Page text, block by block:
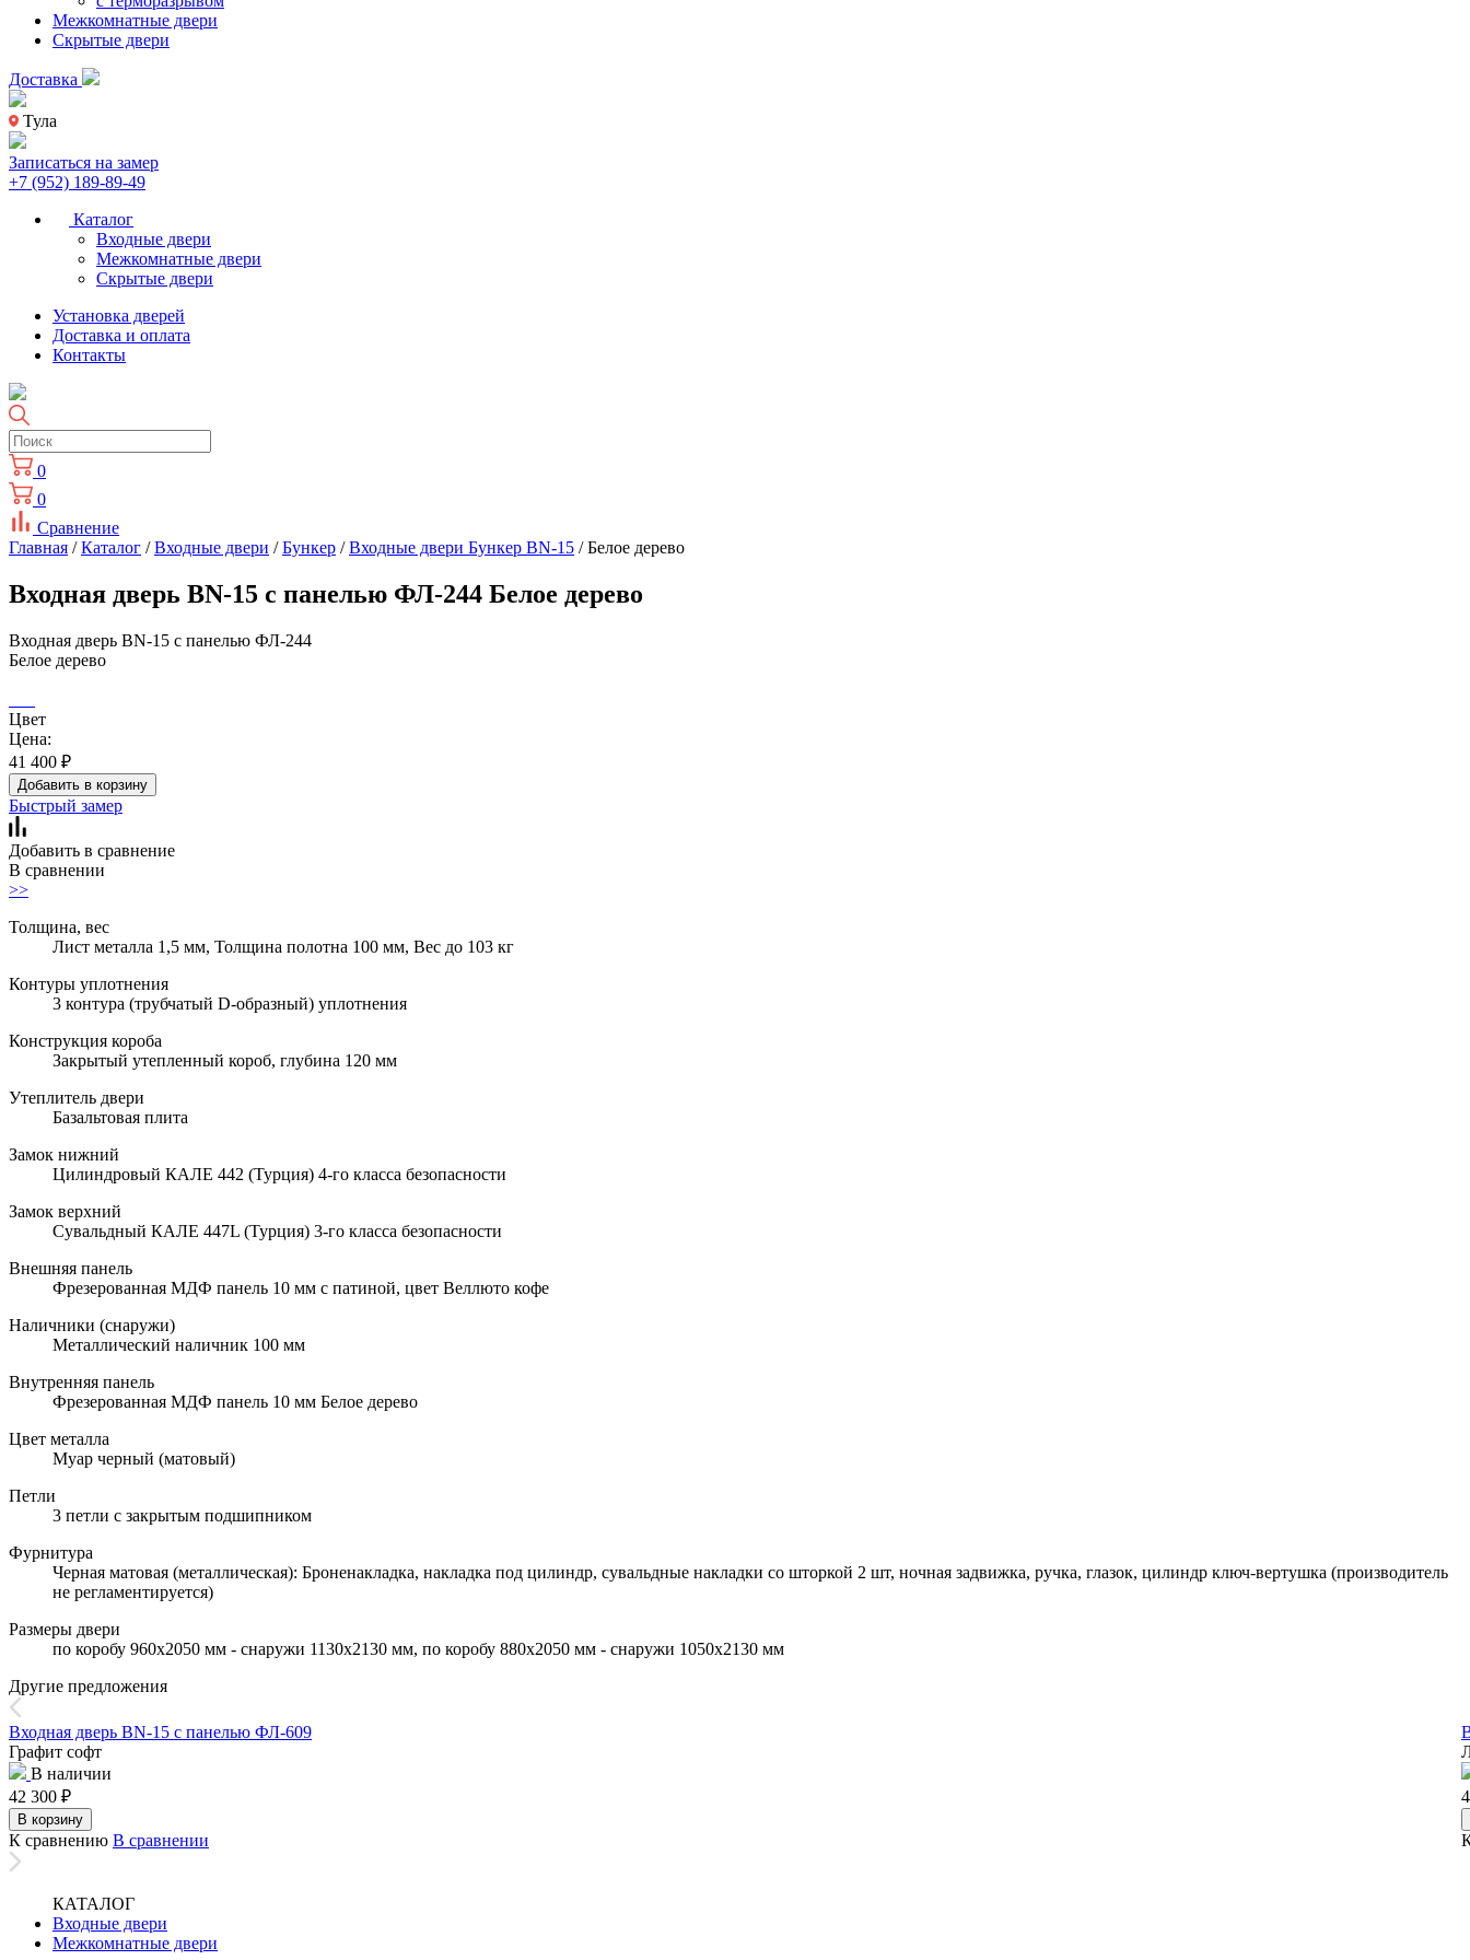
Межкомнатные двери
Скрытые двери
Доставка
Тула
Записаться на замер
+7 (952) 189-89-49
Каталог
Входные двери
Межкомнатные двери
Скрытые двери
Установка дверей
Доставка и оплата
Контакты
0
0
Сравнение
Главная /Каталог /Входные двери /Бункер /Входные двери Бункер BN-15 / Белое дерево
Входная дверь BN-15 с панелью ФЛ-244 Белое дерево
Входная дверь BN-15 с панелью ФЛ-244
Белое дерево
Цвет
Цена:
41 400 ₽
Добавить в корзину
Быстрый замер
Добавить в сравнение
В сравнении
>>
Толщина, вес
Лист металла 1,5 мм, Толщина полотна 100 мм, Вес до 103 кг
Контуры уплотнения
3 контура (трубчатый D-образный) уплотнения
Конструкция короба
Закрытый утепленный короб, глубина 120 мм
Утеплитель двери
Базальтовая плита
Замок нижний
Цилиндровый КАЛЕ 442 (Турция) 4-го класса безопасности
Замок верхний
Сувальдный КАЛЕ 447L (Турция) 3-го класса безопасности
Внешняя панель
Фрезерованная МДФ панель 10 мм с патиной, цвет Веллюто кофе
Наличники (снаружи)
Металлический наличник 100 мм
Внутренняя панель
Фрезерованная МДФ панель 10 мм Белое дерево
Цвет металла
Муар черный (матовый)
Петли
3 петли с закрытым подшипником
Фурнитура
Черная матовая (металлическая): Броненакладка, накладка под цилиндр, сувальдные накладки со шторкой 2 шт, ночная задвижка, ручка, глазок, цилиндр ключ-вертушка (производитель
не регламентируется)
Размеры двери
по коробу 960х2050 мм - снаружи 1130х2130 мм, по коробу 880х2050 мм - снаружи 1050х2130 мм
Другие предложения
Входная дверь BN-15 с панелью ФЛ-609
Графит софт
В наличии
42 300 ₽
В корзину
К сравнению В сравнении
КАТАЛОГ
Входные двери
Межкомнатные двери